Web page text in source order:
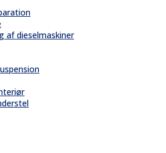
af dieselmaskiner